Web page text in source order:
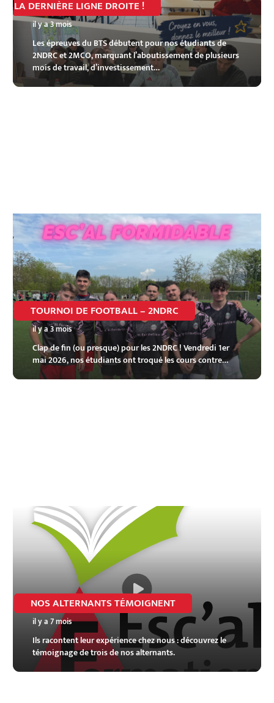
LA DERNIÈRE LIGNE DROITE !
il y a 3 mois
Les épreuves du BTS débutent pour nos étudiants de
2NDRC et 2MCO, marquant l’aboutissement de plusieurs
mois de travail, d’investissement…
TOURNOI DE FOOTBALL – 2NDRC
il y a 3 mois
Clap de fin (ou presque) pour les 2NDRC ! Vendredi 1er
mai 2026, nos étudiants ont troqué les cours contre…
NOS ALTERNANTS TÉMOIGNENT
il y a 7 mois
Ils racontent leur expérience chez nous : découvrez le
témoignage de trois de nos alternants.